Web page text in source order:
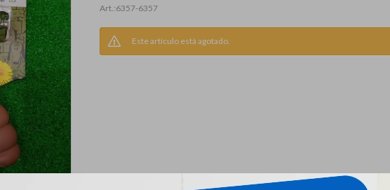
6357-6357
Este artículo está agotado.